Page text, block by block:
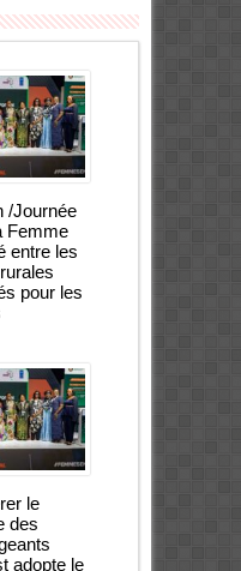
/Journée
Femme
entre les
pour les
le
des
adopte le